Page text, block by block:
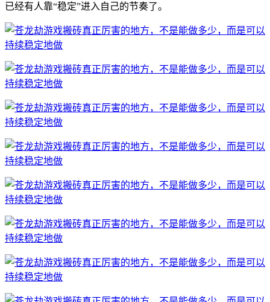
已经有人靠“稳定”进入自己的节奏了。